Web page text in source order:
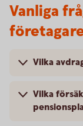
Vanliga
Vilka
Vilka